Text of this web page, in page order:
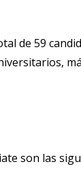
de 59
son las